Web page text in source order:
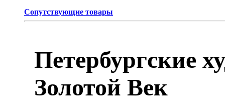
Сопутствующие товары
Петербургские
Золотой Век